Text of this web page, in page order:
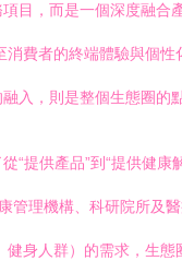
目，而是一個深度融
費者的終端體驗與個
入，則是整個生態圈的
“提供產品”到“提供健
管理機構、科研院所及
身人群）的需求，生